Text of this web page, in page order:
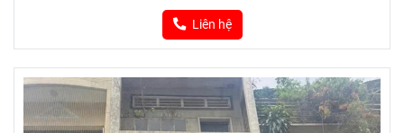
Liên hệ